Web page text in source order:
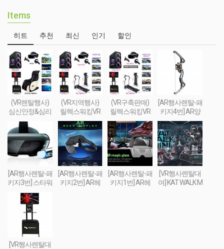
Items
히트 추천 최신 인기 할인
(VR렌탈행사)
심신안정&심리
치료&휴식 VR
세트 패키지
(VR지역행사)
릴렉스워킹VR
세트-Relax Walki
ng VR SET
(VR구축판매)
릴렉스워킹VR
세트-Relax Walki
ng VR SET (선착
순 100대 / 2019
년 10월까지 한
정 할인판매)
[AR행사렌탈-패
키지4번] AR양
궁게임 또는 슈
팅건 + 스마트폰
+ AR콘텐츠세
팅
[AR행사렌탈-패
키지3번] 스타워
즈 제다이 챌린
지 AR풀세트(제
다이검 + 센서 +
AR헤드셋 + 스
마트폰) + AR콘
텐츠세팅
[AR행사렌탈-패
키지2번] AR헤
[AR행사렌탈-패
키지1번] AR헤
[VR행사렌탈대
여] KAT WALK M
[VR행사렌탈대